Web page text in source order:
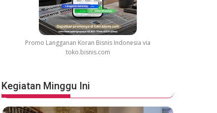
Promo Langganan Koran Bisnis Indonesia via
toko.bisnis.com
Kegiatan Minggu Ini